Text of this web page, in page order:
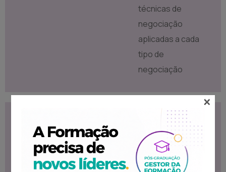
técnicas de
negociação
aplicadas a cada
tipo de
negociação
Conteúdo
Programático
Funnel de vendas:
Destinatários
Formação destinada
ao público que
×